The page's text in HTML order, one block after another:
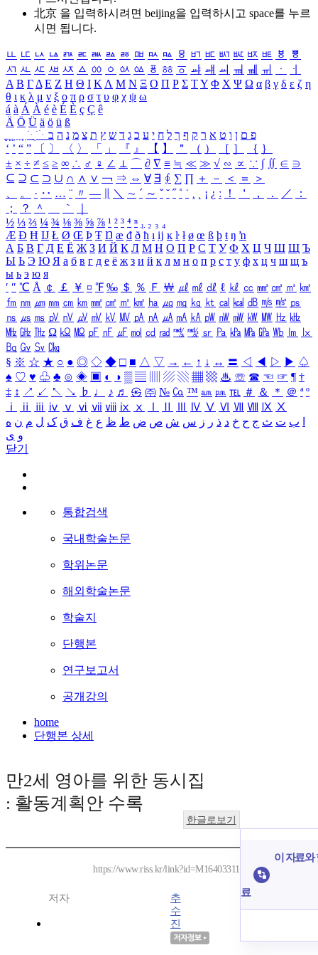
北京 을 입력하시려면 beijing을 입력하시고 space를 누르
시면 됩니다.
ㅥ ㅦ ㅧ ㅨ ㅩ ㅪ ㅫ ㅬ ㅭ ㅮ ㅯ ㅰ ㅱ ㅲ ㅳ ㅴ ㅵ ㅶ ㅷ ㅸ
ㅹ
ㅺ ㅻ ㅼ ㅽ ㅾ ㅿ ㆀ ㆁ ㆂ ㆃ ㆄ ㆅ ㆆ ㆇ ㆈ ㆉ ㆊ ㆋ ㆌ ㆍ
ㆎ
Α Β ΓΔ Ε Ζ Η Θ Ι ΚΛ Μ Ν Ξ Ο Π Ρ Σ ΤΥ Φ Χ Ψ Ω α β γ δ ε ζ η
θ ι κ λ μ ν ξ ο π ρ σ τ υ φ χ ψ ω
á à Á À é è É È ç Ç ê
Ä Ö Ü ä ö ü ß
ִֶֹ ֻּ ׁׂ פ ם ן ו ט א ר ק ף ך ל ח י ע כ ג ד ש ץ ת צ מ נ ה ב
‘ ’ “ ” 〔 〕 〈 〉 「 」 『 』 【 】 ＂ （ ） ［ ］ ｛ ｝
± × ÷ ≠ ≤ ≥ ∞ ∴ ♂ ♀ ∠ ⊥ ⌒ ∂ ∇ ≡ ≒ ≪ ≫ √ ∽ ∝ ∵ ∫ ∬ ∈ ∋
⊆ ⊇ ⊂ ⊃ ∪ ∩ ∧ ∨ ￢ ⇒ ⇔ ∀ ∃ ∮ ∑ ∏ ＋ － ＜ ＝
＞
、
。 · ‥ … ¨ 〃 ― ＼ ∼ ´ ～ ˇ ˘ ˝ ˚ ˙ ¸ ¡ ¿ ː ！ ＇ ， ． ／
：
；
？ ＾ ｀
½ ⅓ ⅔ ¼ ¾ ⅛ ⅜ ⅝ ⅞ ¹ ² ³ ⁴ ⁿ ₁ ₂ ₃ ₄
Æ Ð Ħ Ĳ Ł Ø Œ Þ Ŧ Ŋ æ đ ð ħ ı ĳ ĸ ŀ ł ø œ ß þ ŧ ŋ ŉ
А Б В Г Д Е Ё Ж З И Й К Л М Н О П Р С Т У Ф Х Ц Ч Ш Щ Ъ
Ы Ь Э Ю Я а б в г д е ё ж з и й к л м н о п р с т у ф х ц ч ш щ ъ
ы ь э ю я
′ ″ ℃ Å ￠ ￡ ￥ ¤ ℉ ‰ ＄ ％ Ｆ ￦ ㎕ ㎖ ㎗ ℓ ㎘ ㏄ ㎣ ㎤ ㎥ ㎦
㎙ ㎚ ㎛ ㎜ ㎝ ㎞ ㎟ ㎠ ㎡ ㎢ ㏊ ㎍ ㎎ ㎏ ㏏ ㎈ ㎉ ㏈ ㎧ ㎨ ㎰
㎱ ㎲ ㎳ ㎴ ㎵ ㎶ ㎷ ㎸ ㎹ ㎀ ㎁ ㎂ ㎃ ㎄ ㎺ ㎻ ㎽ ㎾ ㎿ ㎐ ㎑
㎒ ㎓ ㎔ Ω ㏀ ㏁ ㎊ ㎋ ㎌ ㏖ ㏅ ㎭ ㎮ ㎯ ㏛ ㎩ ㎪ ㎫ ㎬ ㏝ ㏐
㏓
㏃ ㏉ ㏜ ㏆
§ ※ ☆ ★ ○ ● ◎ ◇ ◆ □ ■ △ ▽ → ← ↑ ↓ ↔ 〓 ◁ ◀ ▷ ▶ ♤
♠ ♡ ♥ ♧ ♣ ⊙ ◈ ▣ ◐ ◑ ▒ ▤ ▨ ▧ ▦ ▩ ♨ ☏ ☎ ☜ ☞ ¶ †
‡ ↕ ↗ ↙ ↖ ↘ ♭ ♩ ♪ ♬ ㉿ ㈜ № ㏇ ™ ㏂ ㏘ ℡ ＃ ＆ ＊ ＠ ª º
ⅰ
ⅱ ⅲ ⅳ ⅴ ⅵ ⅶ ⅷ ⅸ ⅹ Ⅳ Ⅴ Ⅵ Ⅶ Ⅷ Ⅸ Ⅹ
ب ت ث ج ح خ د ذ ر ز س ش ص ض ط ظ ع غ ف ق ک ل م ن ه
و ی
닫기
통합검색
국내학술논문
학위논문
해외학술논문
학술지
단행본
연구보고서
공개강의
home
단행본 상세
만2세 영아를 위한 동시집
: 활동계획안 수록
한글로보기
https://www.riss.kr/link?id=M16403311
저자
추
수
진
이 자료와
료